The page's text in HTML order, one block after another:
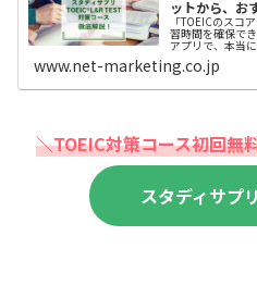
ットから、お
「TOEICのスコ
習時間を確保で
アプリで、本当
持つ方は、是非
TOEIC®L&amp;R
www.net-marketing.co.jp
＼TOEIC対策コース初回無
スタディサプ